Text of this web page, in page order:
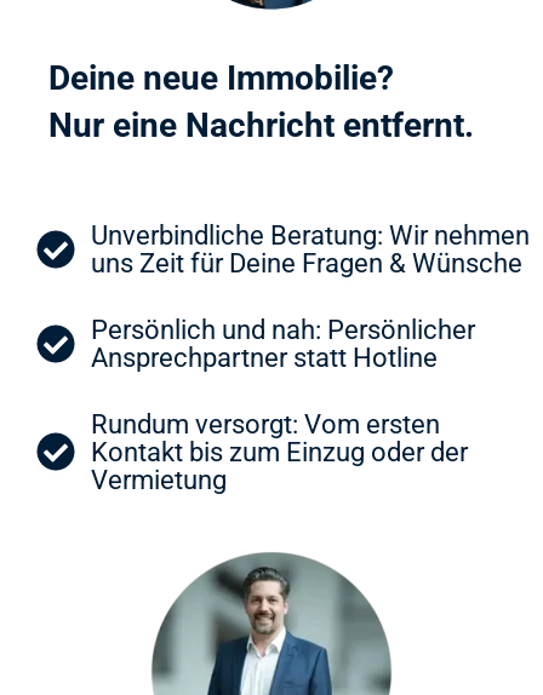
Deine neue Immobilie?
Nur eine Nachricht entfernt.
Unverbindliche Beratung: Wir nehmen
uns Zeit für Deine Fragen & Wünsche
Persönlich und nah: Persönlicher
Ansprechpartner statt Hotline
Rundum versorgt: Vom ersten
Kontakt bis zum Einzug oder der
Vermietung